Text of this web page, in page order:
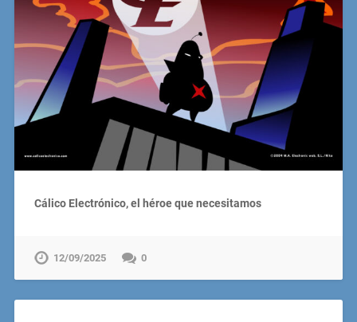
Cálico Electrónico, el héroe que necesitamos
12/09/2025 0